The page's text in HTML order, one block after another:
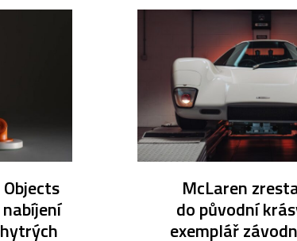
McLaren
do původní
exemplář